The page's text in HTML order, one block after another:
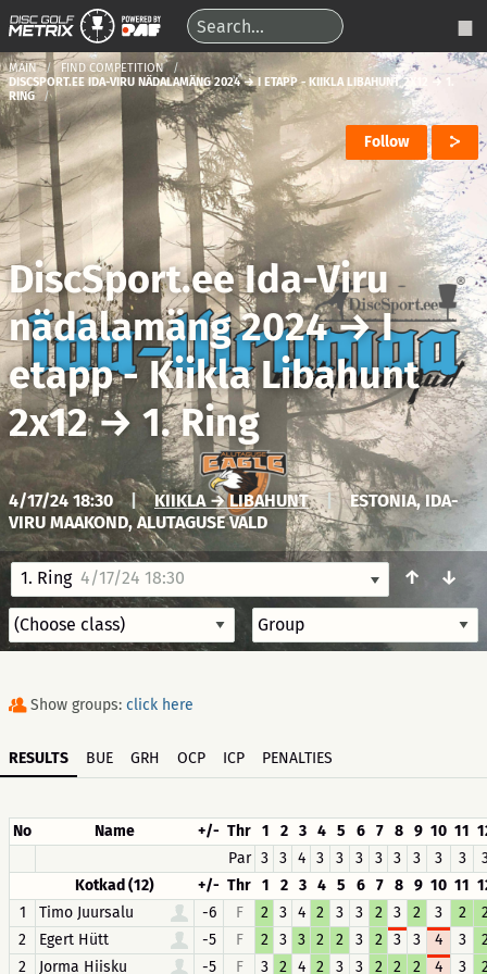
MAIN
FIND COMPETITION
DISCSPORT.EE IDA-VIRU NÄDALAMÄNG 2024 → I ETAPP - KIIKLA LIBAHUNT 2X12 → 1.
RING
Follow
DiscSport.ee Ida-Viru
nädalamäng 2024→I
etapp - Kiikla Libahunt
2x12→ 1. Ring
4/17/24 18:30 | KIIKLA → LIBAHUNT |
ESTONIA, IDA-
VIRU MAAKOND, ALUTAGUSE VALD
1. Ring4/17/24 18:30 ↑ ↓
Show groups: click here
RESULTS BUE GRH OCP ICP PENALTIES
No Name +/- Thr 1 2 3 4 5 6 7 8 9 10 11
Par 3 3 4 3 3 3 3 3 3 3 3
Kotkad (12)
+/- Thr 1 2 3 4 5 6 7 8 9 10 11
1
Timo Juursalu -6 F 2 3 4 2 3 3 2 3 2 3 2
2
Egert Hütt -5 F 2 3 3 2 2 3 2 3 3 4 3
2
Jorma Hiisku -5 F 3 2 4 2 3 3 2 2 2 4 3